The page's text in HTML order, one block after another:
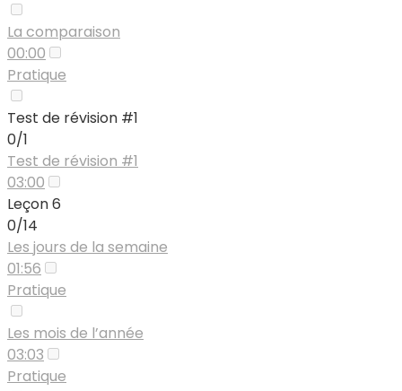
La comparaison
00:00
Pratique
Test de révision #1
0/1
Test de révision #1
03:00
Leçon 6
0/14
Les jours de la semaine
01:56
Pratique
Les mois de l’année
03:03
Pratique